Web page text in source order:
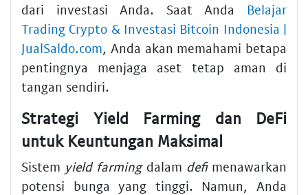
dari investasi Anda. Saat Anda Belajar
Trading Crypto & Investasi Bitcoin Indonesia |
JualSaldo.com, Anda akan memahami betapa
pentingnya menjaga aset tetap aman di
tangan sendiri.
Strategi Yield Farming dan DeFi
untuk Keuntungan Maksimal
Sistem yield farmingdalam defimenawarkan
potensi bunga yang tinggi. Namun, Anda